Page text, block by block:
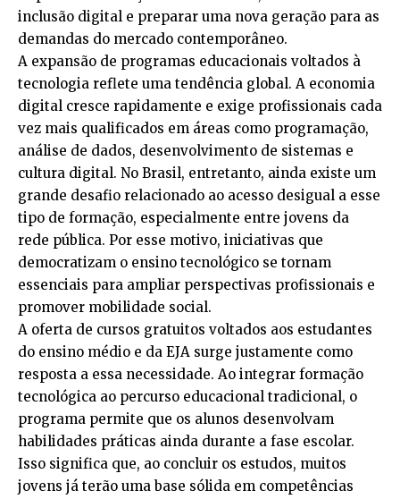
inclusão digital e preparar uma nova geração para as
demandas do mercado contemporâneo.
A expansão de programas educacionais voltados à
tecnologia reflete uma tendência global. A economia
digital cresce rapidamente e exige profissionais cada
vez mais qualificados em áreas como programação,
análise de dados, desenvolvimento de sistemas e
cultura digital. No Brasil, entretanto, ainda existe um
grande desafio relacionado ao acesso desigual a esse
tipo de formação, especialmente entre jovens da
rede pública. Por esse motivo, iniciativas que
democratizam o ensino tecnológico se tornam
essenciais para ampliar perspectivas profissionais e
promover mobilidade social.
A oferta de cursos gratuitos voltados aos estudantes
do ensino médio e da EJA surge justamente como
resposta a essa necessidade. Ao integrar formação
tecnológica ao percurso educacional tradicional, o
programa permite que os alunos desenvolvam
habilidades práticas ainda durante a fase escolar.
Isso significa que, ao concluir os estudos, muitos
jovens já terão uma base sólida em competências